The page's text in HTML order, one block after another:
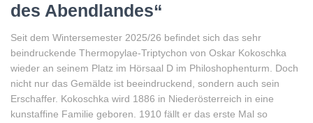
des Abendlandes“
Seit dem Wintersemester 2025/26 befindet sich das sehr
beindruckende Thermopylae-Triptychon von Oskar Kokoschka
wieder an seinem Platz im Hörsaal D im Philoshophenturm. Doch
nicht nur das Gemälde ist beeindruckend, sondern auch sein
Erschaffer. Kokoschka wird 1886 in Niederösterreich in eine
kunstaffine Familie geboren. 1910 fällt er das erste Mal so